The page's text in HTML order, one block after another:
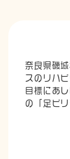
奈良県磯
スのリハ
目標にあ
の「足ビ